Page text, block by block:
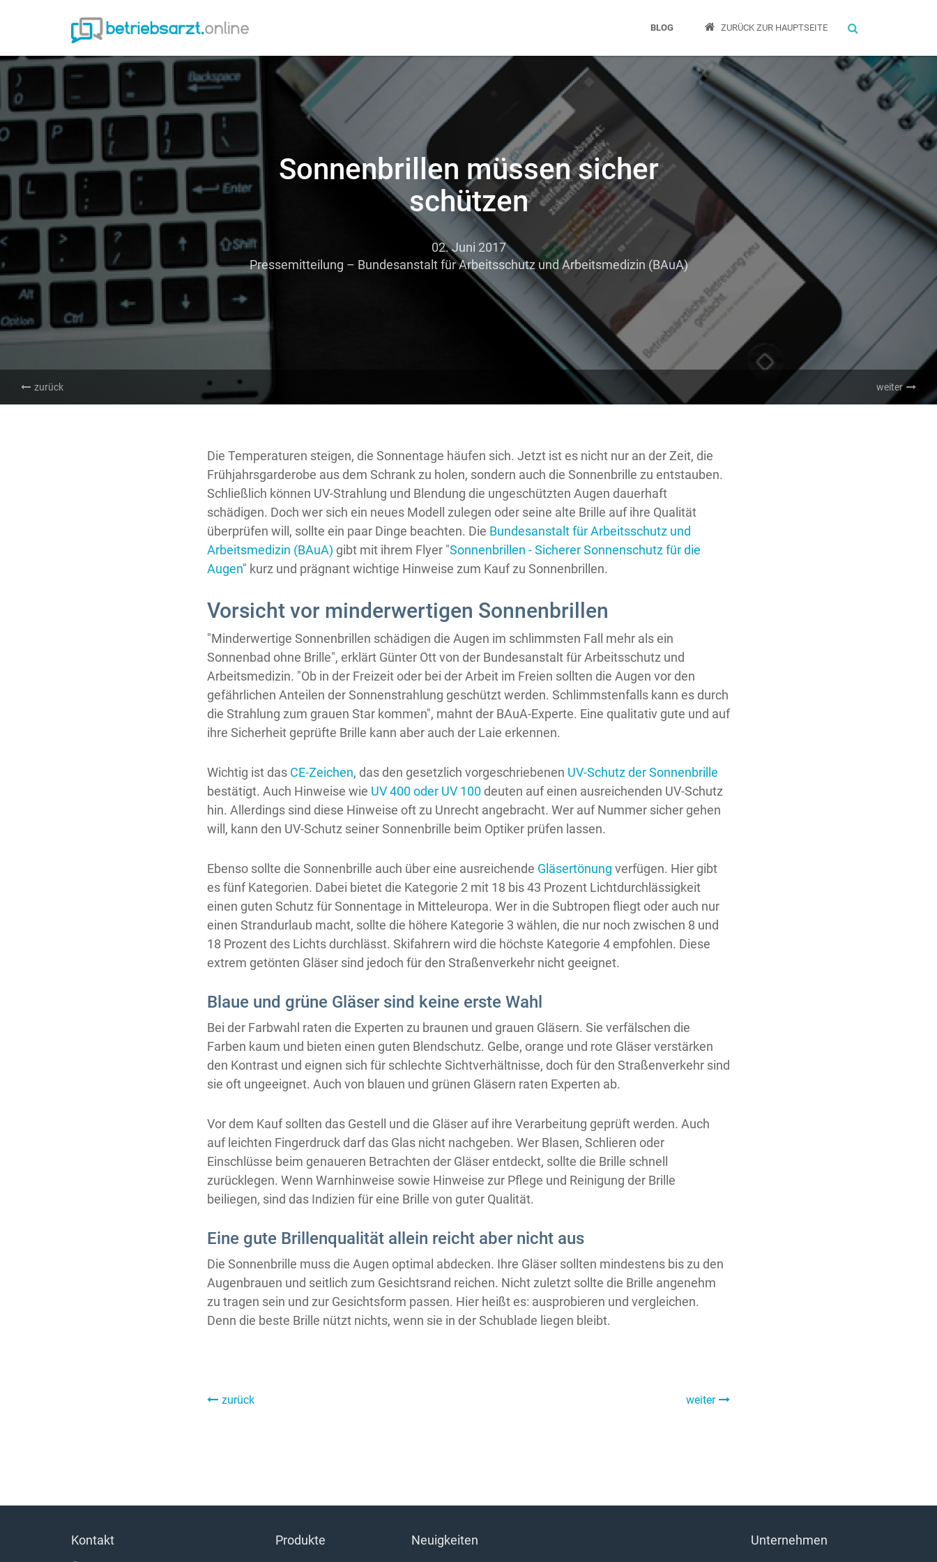
BLOG ZURÜCK ZUR HAUPTSEITE Suche
Sonnenbrillen müssen sicher
schützen
02. Juni 2017
Pressemitteilung – Bundesanstalt für Arbeitsschutz und Arbeitsmedizin (BAuA)
zurück weiter
Die Temperaturen steigen, die Sonnentage häufen sich. Jetzt ist es nicht nur an der Zeit, die
Frühjahrsgarderobe aus dem Schrank zu holen, sondern auch die Sonnenbrille zu entstauben.
Schließlich können UV-Strahlung und Blendung die ungeschützten Augen dauerhaft
schädigen. Doch wer sich ein neues Modell zulegen oder seine alte Brille auf ihre Qualität
überprüfen will, sollte ein paar Dinge beachten. Die Bundesanstalt für Arbeitsschutz und
Arbeitsmedizin (BAuA) gibt mit ihrem Flyer "Sonnenbrillen - Sicherer Sonnenschutz für die
Augen" kurz und prägnant wichtige Hinweise zum Kauf zu Sonnenbrillen.
Vorsicht vor minderwertigen Sonnenbrillen
"Minderwertige Sonnenbrillen schädigen die Augen im schlimmsten Fall mehr als ein
Sonnenbad ohne Brille", erklärt Günter Ott von der Bundesanstalt für Arbeitsschutz und
Arbeitsmedizin. "Ob in der Freizeit oder bei der Arbeit im Freien sollten die Augen vor den
gefährlichen Anteilen der Sonnenstrahlung geschützt werden. Schlimmstenfalls kann es durch
die Strahlung zum grauen Star kommen", mahnt der BAuA-Experte. Eine qualitativ gute und auf
ihre Sicherheit geprüfte Brille kann aber auch der Laie erkennen.
Wichtig ist das CE-Zeichen, das den gesetzlich vorgeschriebenen UV-Schutz der Sonnenbrille
bestätigt. Auch Hinweise wie UV 400 oder UV 100 deuten auf einen ausreichenden UV-Schutz
hin. Allerdings sind diese Hinweise oft zu Unrecht angebracht. Wer auf Nummer sicher gehen
will, kann den UV-Schutz seiner Sonnenbrille beim Optiker prüfen lassen.
Ebenso sollte die Sonnenbrille auch über eine ausreichende Gläsertönung verfügen. Hier gibt
es fünf Kategorien. Dabei bietet die Kategorie 2 mit 18 bis 43 Prozent Lichtdurchlässigkeit
einen guten Schutz für Sonnentage in Mitteleuropa. Wer in die Subtropen fliegt oder auch nur
einen Strandurlaub macht, sollte die höhere Kategorie 3 wählen, die nur noch zwischen 8 und
18 Prozent des Lichts durchlässt. Skifahrern wird die höchste Kategorie 4 empfohlen. Diese
extrem getönten Gläser sind jedoch für den Straßenverkehr nicht geeignet.
Blaue und grüne Gläser sind keine erste Wahl
Bei der Farbwahl raten die Experten zu braunen und grauen Gläsern. Sie verfälschen die
Farben kaum und bieten einen guten Blendschutz. Gelbe, orange und rote Gläser verstärken
den Kontrast und eignen sich für schlechte Sichtverhältnisse, doch für den Straßenverkehr sind
sie oft ungeeignet. Auch von blauen und grünen Gläsern raten Experten ab.
Vor dem Kauf sollten das Gestell und die Gläser auf ihre Verarbeitung geprüft werden. Auch
auf leichten Fingerdruck darf das Glas nicht nachgeben. Wer Blasen, Schlieren oder
Einschlüsse beim genaueren Betrachten der Gläser entdeckt, sollte die Brille schnell
zurücklegen. Wenn Warnhinweise sowie Hinweise zur Pflege und Reinigung der Brille
beiliegen, sind das Indizien für eine Brille von guter Qualität.
Eine gute Brillenqualität allein reicht aber nicht aus
Die Sonnenbrille muss die Augen optimal abdecken. Ihre Gläser sollten mindestens bis zu den
Augenbrauen und seitlich zum Gesichtsrand reichen. Nicht zuletzt sollte die Brille angenehm
zu tragen sein und zur Gesichtsform passen. Hier heißt es: ausprobieren und vergleichen.
Denn die beste Brille nützt nichts, wenn sie in der Schublade liegen bleibt.
zurück weiter
Kontakt Produkte Neuigkeiten Unternehmen